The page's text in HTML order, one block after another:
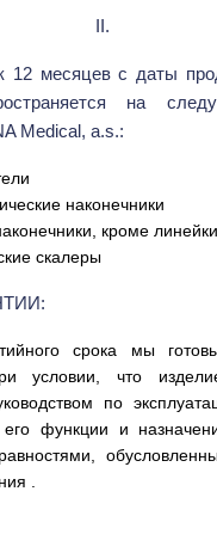
II.
12 месяцев с даты
на
Medical, a.s.:
наконечники
кроме
скалеры
срока мы
условии, что
по
его функции и
.